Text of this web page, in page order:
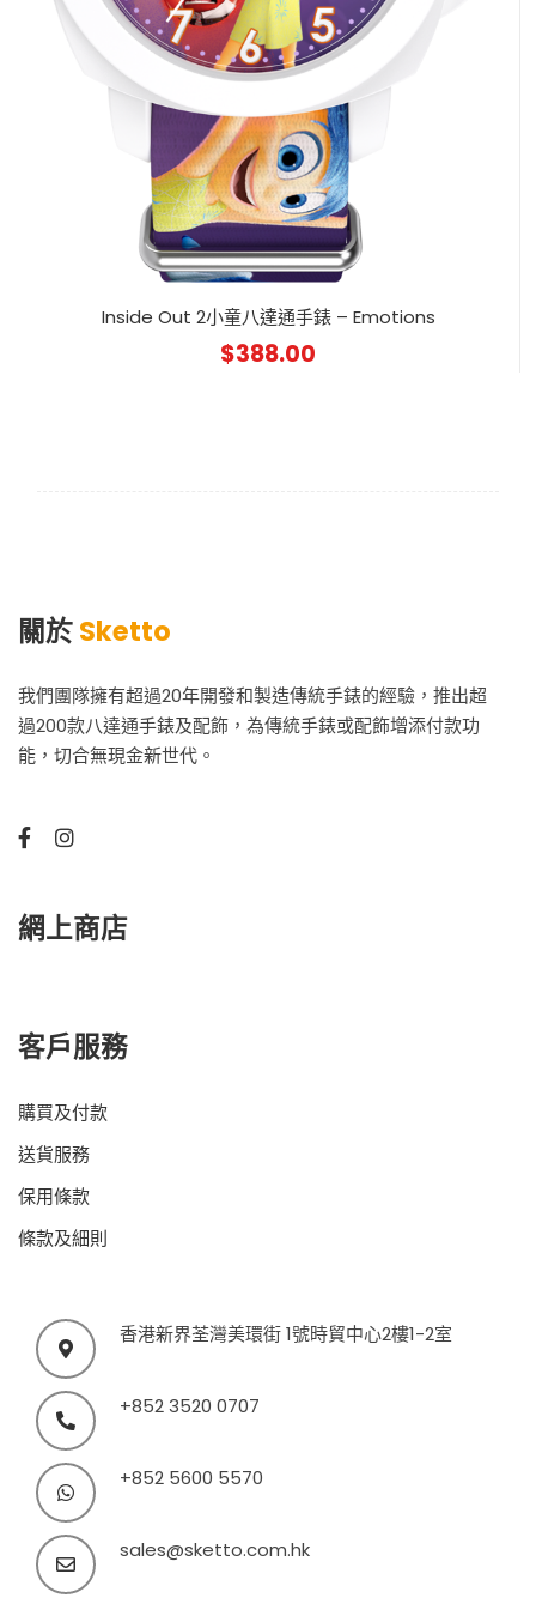
Inside Out 2小童八達通手錶 – Emotions
$388.00
關於Sketto
我們團隊擁有超過20年開發和製造傳統手錶的經驗，推出超
過200款八達通手錶及配飾，為傳統手錶或配飾增添付款功
能，切合無現金新世代。
網上商店
客戶服務
購買及付款
送貨服務
保用條款
條款及細則
香港新界荃灣美環街 1號時貿中心2樓1-2室
+852 3520 0707
+852 5600 5570
sales@sketto.com.hk